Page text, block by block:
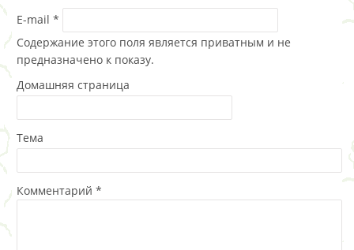
E-mail *
Содержание этого поля является приватным и не
предназначено к показу.
Домашняя страница
Тема
Комментарий *